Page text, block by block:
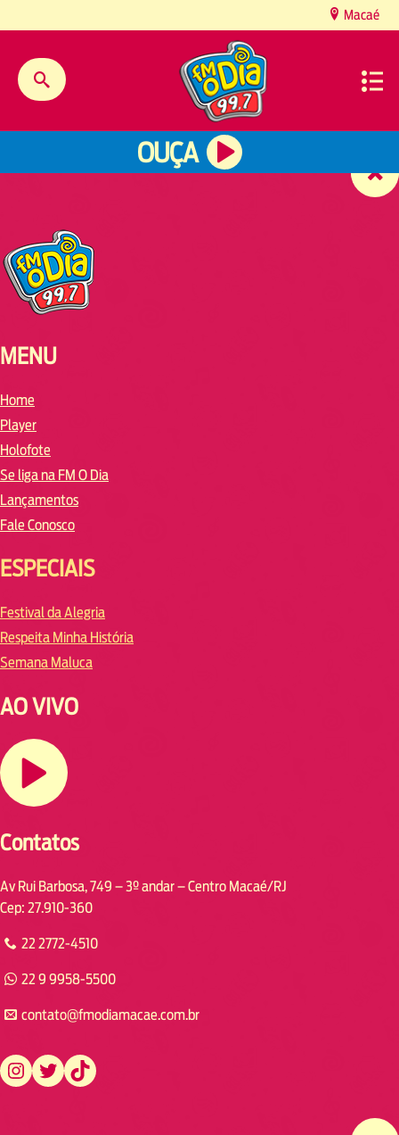
Macaé
OUÇA
MENU
Home
Player
Holofote
Se liga na FM O Dia
Lançamentos
Fale Conosco
ESPECIAIS
Festival da Alegria
Respeita Minha História
Semana Maluca
AO VIVO
Contatos
Av Rui Barbosa, 749 – 3º andar – Centro Macaé/RJ
Cep: 27.910-360
22 2772-4510
22 9 9958-5500
contato@fmodiamacae.com.br
https://www.instagram.com/fmodia.macae/ https://twitter.com/fmodia.macae/ https://www.tiktok.com/@fmodia.macae